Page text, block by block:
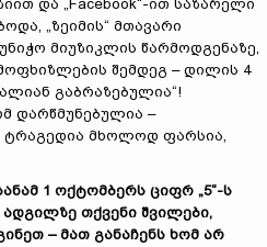
და „Facebook“-ით საზარელი
„ზეიმის“ მთავარი
მიუზიკლის წარმოდგენაზე,
შემდეგ – დილის 4
გაბრაზებულია“!
დარწმუნებულია –
ტრაგედია მხოლოდ ფარსია,
1 ოქტომბერს ციფრ „5“-ს
ადგილზე თქვენი შვილები,
– მათ განაჩენს ხომ არ